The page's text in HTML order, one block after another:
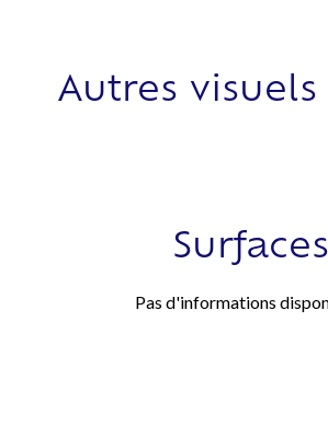
Autres visuels
Surfaces
Pas d'informations